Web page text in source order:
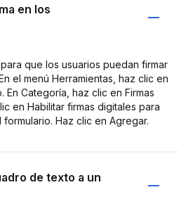
en los
que los usuarios puedan firmar
el menú Herramientas, haz clic en
En Categoría, haz clic en Firmas
en Habilitar firmas digitales para
Haz clic en Agregar.
de texto a un